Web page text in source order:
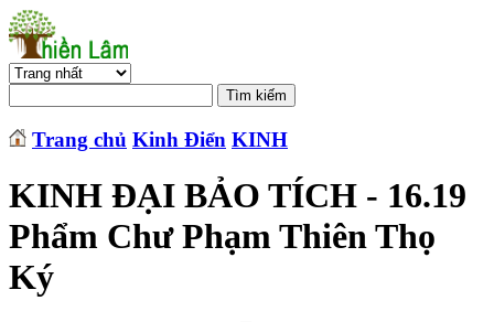
Trang chủ Kinh Điển KINH
KINH ĐẠI BẢO TÍCH - 16.19
Phẩm Chư Phạm Thiên Thọ
Ký